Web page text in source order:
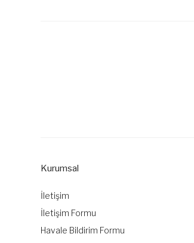
Ürün bilgilerinde hatalar bulunuyor.
Bu ürüne benzer farklı alternatifler olmalı.
Kurumsal
İletişim
İletişim Formu
Havale Bildirim Formu